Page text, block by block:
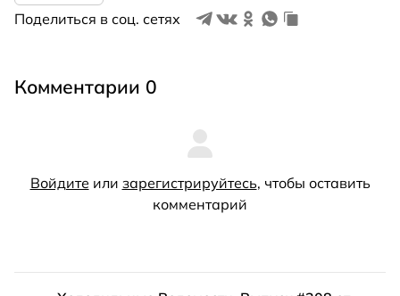
Поделиться в соц. сетях
Комментарии 0
Войдите или зарегистрируйтесь, чтобы оставить
комментарий